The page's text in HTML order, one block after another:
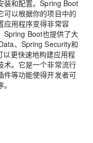
装和配置。Spring Boot
可以根据你的项目中的
应用程序变得非常容
Spring Boot也提供了大
、Spring Security和
更快速地构建应用程
术。它是一个非常流行
件等功能使得开发者可